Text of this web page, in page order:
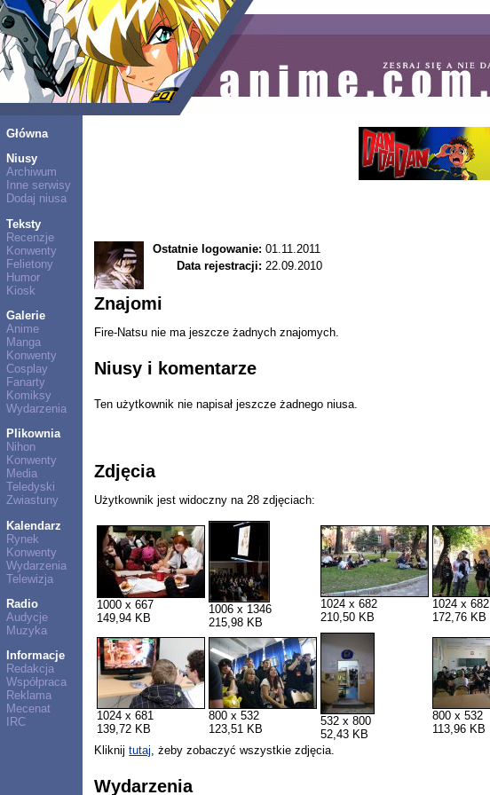
Główna
Niusy
Archiwum
Inne serwisy
Dodaj niusa
Teksty
Recenzje
Konwenty
Felietony
Humor
Kiosk
Galerie
Anime
Manga
Konwenty
Cosplay
Fanarty
Komiksy
Wydarzenia
Plikownia
Nihon
Konwenty
Media
Teledyski
Zwiastuny
Kalendarz
Rynek
Konwenty
Wydarzenia
Telewizja
Radio
Audycje
Muzyka
Informacje
Redakcja
Współpraca
Reklama
Mecenat
IRC
Ostatnie logowanie: 01.11.2011
Data rejestracji: 22.09.2010
Znajomi
Fire-Natsu nie ma jeszcze żadnych znajomych.
Niusy i komentarze
Ten użytkownik nie napisał jeszcze żadnego niusa.
Zdjęcia
Użytkownik jest widoczny na 28 zdjęciach:
1000 x 667
149,94 KB
1006 x 1346
215,98 KB
1024 x 682
210,50 KB
1024 x 682
172,76 KB
1024 x 681
139,72 KB
800 x 532
123,51 KB
532 x 800
52,43 KB
800 x 532
113,96 KB
Kliknijtutaj, żeby zobaczyć wszystkie zdjęcia.
Wydarzenia